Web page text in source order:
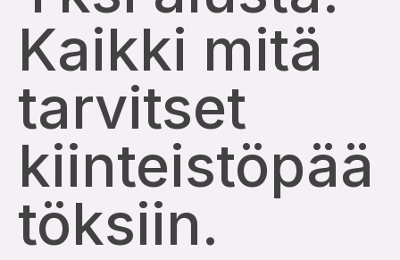
Kaikki mitä
tarvitset
kiinteistöpää
töksiin.